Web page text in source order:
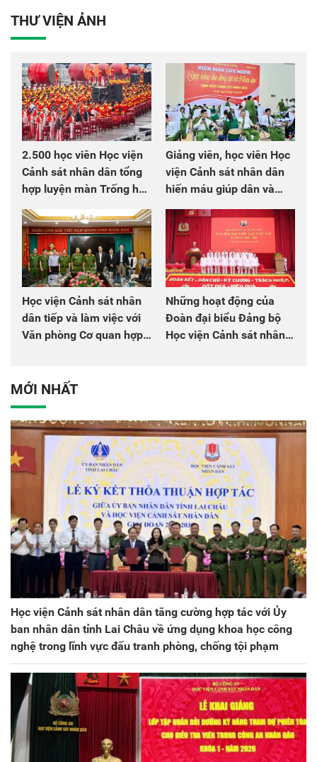
THƯ VIỆN ẢNH
2.500 học viên Học viện
Cảnh sát nhân dân tổng
hợp luyện màn Trống hội
chào mừng Đại hội Đảng
Giảng viên, học viên Học
viện Cảnh sát nhân dân
hiến máu giúp dân và
đồng đội
Học viện Cảnh sát nhân
dân tiếp và làm việc với
Văn phòng Cơ quan hợp
Những hoạt động của
Đoàn đại biểu Đảng bộ
Học viện Cảnh sát nhân
MỚI NHẤT
Học viện Cảnh sát nhân dân tăng cường hợp tác với Ủy
ban nhân dân tỉnh Lai Châu về ứng dụng khoa học công
nghệ trong lĩnh vực đấu tranh phòng, chống tội phạm